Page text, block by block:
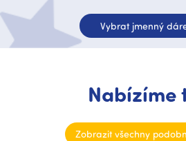
Vybrat jmenný
Nabízíme
Zobrazit všechny